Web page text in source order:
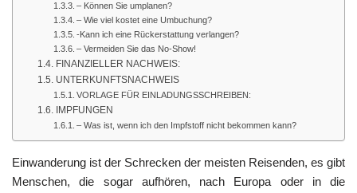
– Können Sie umplanen?
– Wie viel kostet eine Umbuchung?
-Kann ich eine Rückerstattung verlangen?
– Vermeiden Sie das No-Show!
FINANZIELLER NACHWEIS:
UNTERKUNFTSNACHWEIS
VORLAGE FÜR EINLADUNGSSCHREIBEN:
IMPFUNGEN
– Was ist, wenn ich den Impfstoff nicht bekommen kann?
Einwanderung ist der Schrecken der meisten Reisenden, es gibt
Menschen, die sogar aufhören, nach Europa oder in die